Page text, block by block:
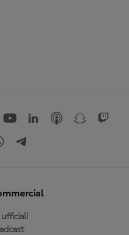
ufficiali